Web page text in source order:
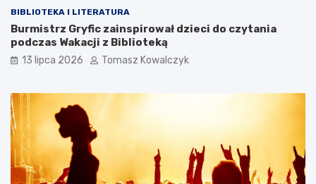
BIBLIOTEKA I LITERATURA
Burmistrz Gryfic zainspirował dzieci do czytania
podczas Wakacji z Biblioteką
13 lipca 2026 Tomasz Kowalczyk